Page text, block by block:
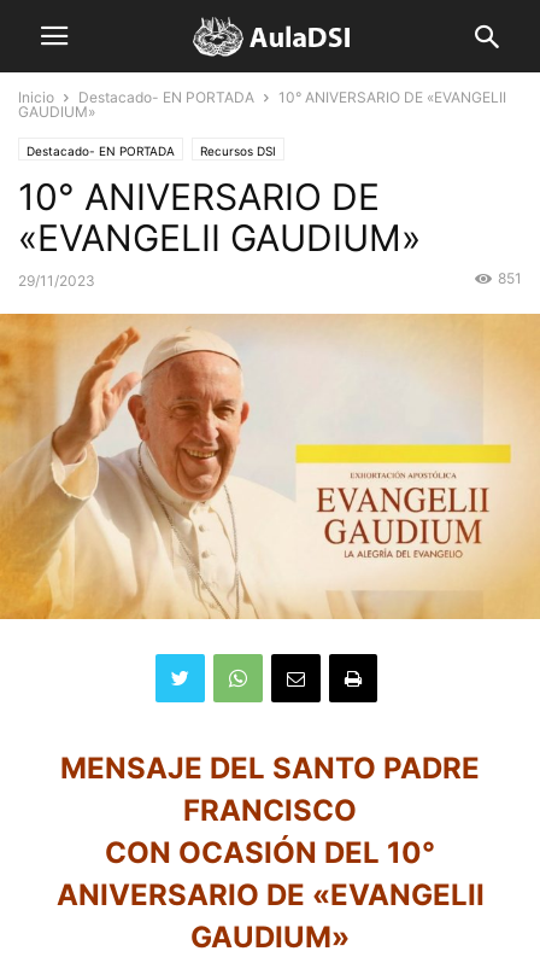
Inicio Destacado- EN PORTADA
10° ANIVERSARIO DE «EVANGELII
GAUDIUM»
Destacado- EN PORTADA Recursos DSI
10° ANIVERSARIO DE
«EVANGELII GAUDIUM»
29/11/2023 851
MENSAJE DEL SANTO PADRE
FRANCISCO
CON OCASIÓN DEL 10°
ANIVERSARIO DE «EVANGELII
GAUDIUM»